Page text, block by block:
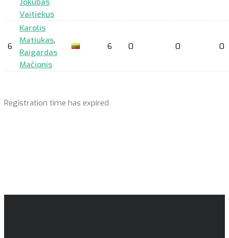
Vaitiekus
6
Karolis
Matiukas,
Raigardas
Mačionis
6 0 0 0
Registration time has expired